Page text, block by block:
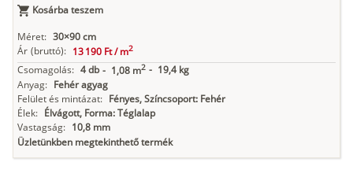
Kosárba teszem
Méret: 30×90 cm
Ár (bruttó): 13 190 Ft /m2
Csomagolás: 4 db - 1,08 m2 - 19,4 kg
Anyag: Fehér agyag
Felület és mintázat: Fényes, Színcsoport: Fehér
Élek: Élvágott, Forma: Téglalap
Vastagság: 10,8 mm
Üzletünkben megtekinthető termék